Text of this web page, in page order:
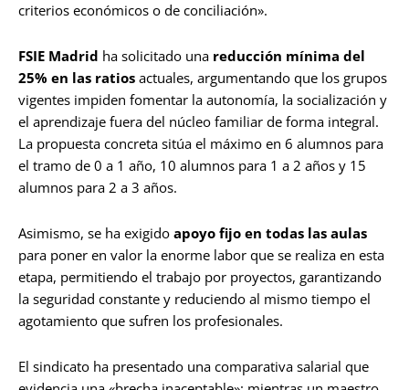
criterios económicos o de conciliación».
FSIE Madrid ha solicitado una reducción mínima del
25% en las ratios actuales, argumentando que los grupos
vigentes impiden fomentar la autonomía, la socialización y
el aprendizaje fuera del núcleo familiar de forma integral.
La propuesta concreta sitúa el máximo en 6 alumnos para
el tramo de 0 a 1 año, 10 alumnos para 1 a 2 años y 15
alumnos para 2 a 3 años.
Asimismo, se ha exigido apoyo fijo en todas las aulas
para poner en valor la enorme labor que se realiza en esta
etapa, permitiendo el trabajo por proyectos, garantizando
la seguridad constante y reduciendo al mismo tiempo el
agotamiento que sufren los profesionales.
El sindicato ha presentado una comparativa salarial que